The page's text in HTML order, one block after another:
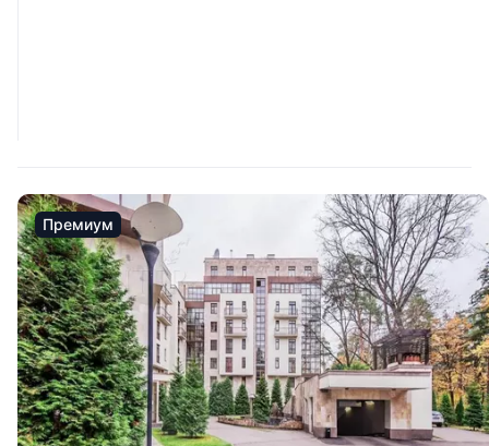
Премиум